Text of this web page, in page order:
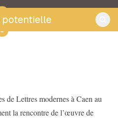
potentielle
de Lettres modernes à Caen au
la rencontre de l’œuvre de